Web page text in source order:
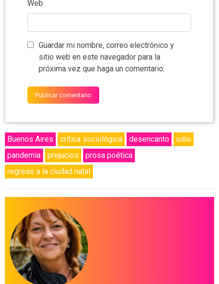
Web
Guardar mi nombre, correo electrónico y
sitio web en este navegador para la
próxima vez que haga un comentario.
Buenos Aires crítica sociológica desencanto
odio
pandemia
prejucios
prosa poética
regreso a la ciudad natal